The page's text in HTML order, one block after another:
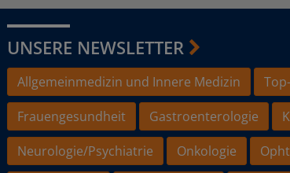
UNSERE NEWSLETTER
Allgemeinmedizin und Innere Medizin
Frauengesundheit
Gastroenterologie
Neurologie/Psychiatrie
Onkologie